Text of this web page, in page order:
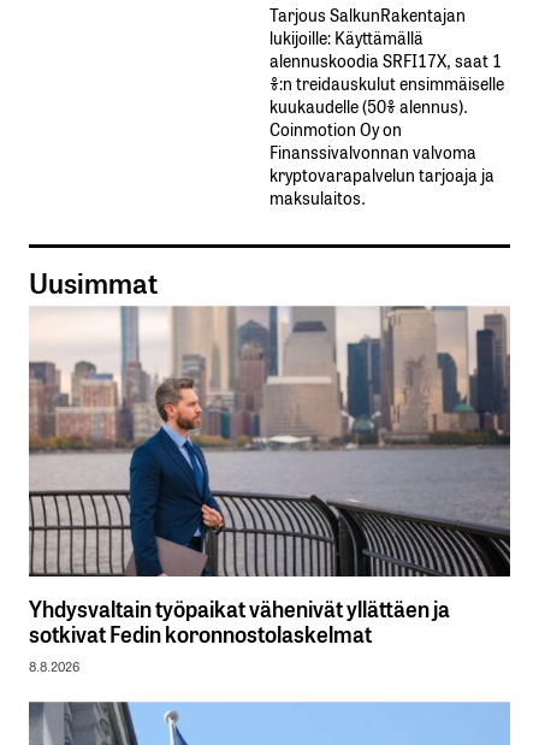
Tarjous SalkunRakentajan
lukijoille: Käyttämällä​ ​
alennuskoodia​ ​SRFI17X,​ ​saat​ ​1
%:n treidauskulut​ ​ensimmäiselle​ ​
kuukaudelle​ ​(50%​ ​alennus).
Coinmotion Oy on
Finanssivalvonnan valvoma
kryptovarapalvelun tarjoaja ja
maksulaitos.
Uusimmat
Yhdysvaltain työpaikat vähenivät yllättäen ja
sotkivat Fedin koronnostolaskelmat
8.8.2026